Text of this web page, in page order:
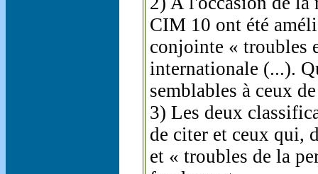
CIM 10 ont été
conjointe « troubles
internationale (...).
semblables à ceux
3) Les deux
de citer et ceux qui,
et « troubles de la